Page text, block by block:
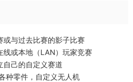
或与过去比赛的影子比赛
线或本地（LAN）玩家竞赛
自己的自定义赛道
种零件，自定义无人机